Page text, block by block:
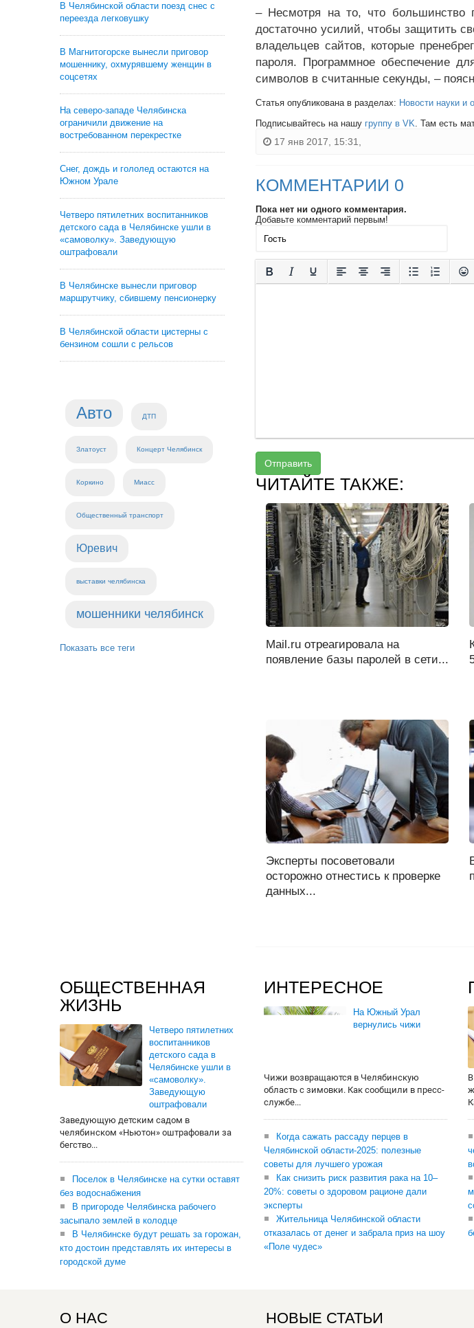
В Челябинской области поезд снес с
переезда легковушку
В Магнитогорске вынесли приговор
мошеннику, охмурявшему женщин в
соцсетях
На северо-западе Челябинска
ограничили движение на
востребованном перекрестке
Снег, дождь и гололед остаются на
Южном Урале
Четверо пятилетних воспитанников
детского сада в Челябинске ушли в
«самоволку». Заведующую
оштрафовали
В Челябинске вынесли приговор
маршрутчику, сбившему пенсионерку
В Челябинской области цистерны с
бензином сошли с рельсов
Авто ДТП
Златоуст Концерт Челябинск
Коркино Миасс
Общественный транспорт
Юревич
выставки челябинска
мошенники челябинск
Показать все теги
– Несмотря на то, что большинство
достаточно усилий, чтобы защитить
владельцев сайтов, которые
пароля. Программное обеспечение
символов в считанные секунды, –
Статья опубликована в разделах: Новости науки и
Подписывайтесь на нашу группу в VK. Там есть
17 янв 2017, 15:31,
КОММЕНТАРИИ 0
Пока нет ни одного комментария.
Добавьте комментарий первым!
Отправить
ЧИТАЙТЕ ТАКЖЕ:
Mail.ru отреагировала на
появление базы паролей в сети...
Эксперты посоветовали
осторожно отнестись к проверке
данных...
ОБЩЕСТВЕННАЯ
ЖИЗНЬ
Четверо пятилетних
воспитанников
детского сада в
Челябинске ушли в
«самоволку».
Заведующую
оштрафовали
Заведующую детским садом в
челябинском «Ньютон» оштрафовали за
бегство...
Поселок в Челябинске на сутки оставят
без водоснабжения
В пригороде Челябинска рабочего
засыпало землей в колодце
В Челябинске будут решать за горожан,
кто достоин представлять их интересы в
городской думе
ИНТЕРЕСНОЕ
На Южный Урал
вернулись чижи
Чижи возвращаются в Челябинскую
область с зимовки. Как сообщили в пресс-
службе...
Когда сажать рассаду перцев в
Челябинской области-2025: полезные
советы для лучшего урожая
Как снизить риск развития рака на 10–
20%: советы о здоровом рационе дали
эксперты
Жительница Челябинской области
отказалась от денег и забрала приз на шоу
«Поле чудес»
О НАС НОВЫЕ СТАТЬИ